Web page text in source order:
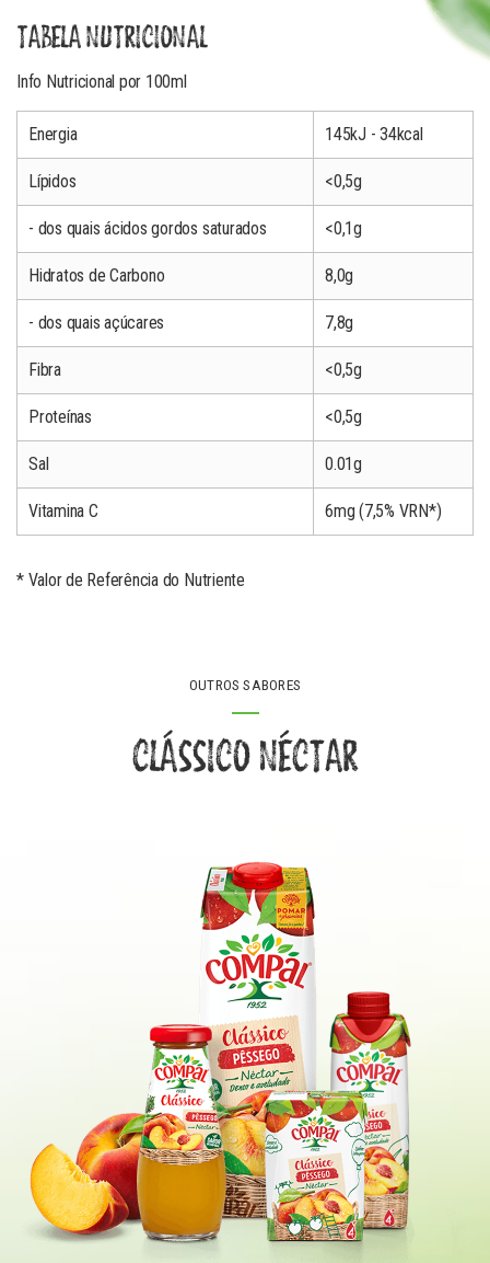
TABELA NUTRICIONAL
Info Nutricional por 100ml
Energia 145kJ - 34kcal
Lípidos <0,5g
- dos quais ácidos gordos saturados <0,1g
Hidratos de Carbono 8,0g
- dos quais açúcares 7,8g
Fibra <0,5g
Proteínas <0,5g
Sal 0.01g
Vitamina C 6mg (7,5% VRN*)
* Valor de Referência do Nutriente
OUTROS SABORES
CLÁSSICO NÉCTAR